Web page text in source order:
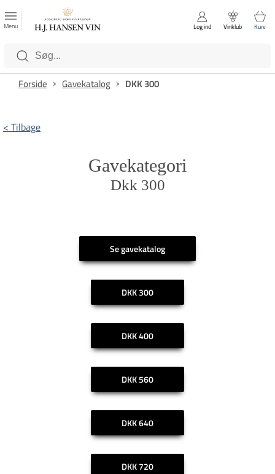
Luk
Kategorier
Menu Log ind Vinklub Kurv
Forside Gavekatalog DKK 300
< Tilbage
Gavekategori
Dkk 300
Se gavekatalog
DKK 300
DKK 400
DKK 560
DKK 640
DKK 720